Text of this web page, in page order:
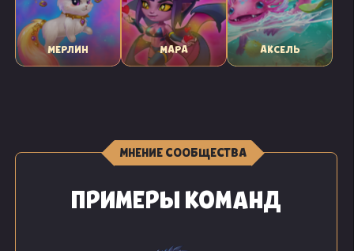
МЕРЛИН МАРА АКСЕЛЬ
МНЕНИЕ СООБЩЕСТВА
ПРИМЕРЫ КОМАНД